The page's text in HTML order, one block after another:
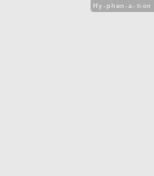
Hy-phen-a-tion